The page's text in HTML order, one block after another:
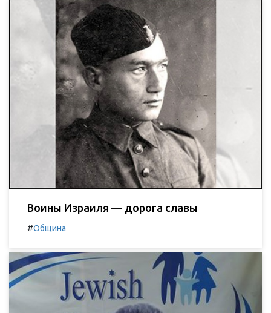
Воины Израиля — дорога славы
#Община